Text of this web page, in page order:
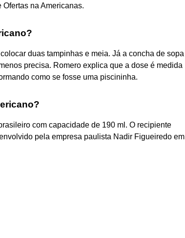
na Americanas.
duas tampinhas e meia. Já a concha de sopa
precisa. Romero explica que a dose é medida
como se fosse uma piscininha.
com capacidade de 190 ml. O recipiente
pela empresa paulista Nadir Figueiredo em